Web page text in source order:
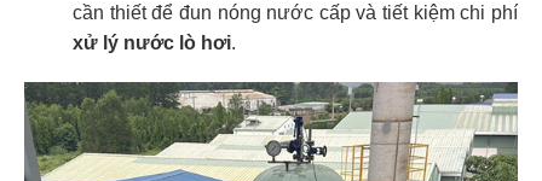
cần thiết để đun nóng nước cấp và tiết kiệm chi phí
xử lý nước lò hơi.